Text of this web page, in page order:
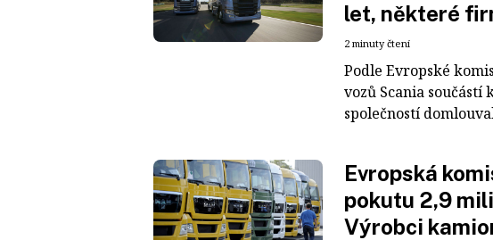
let, některé
2 minuty čtení
Podle Evropské
vozů Scania
společností
Evropská
pokutu 2,9
Výrobci